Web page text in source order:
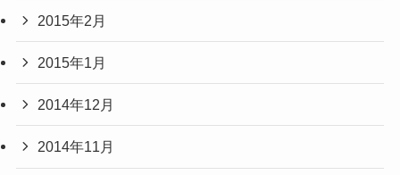
2015年2月
2015年1月
2014年12月
2014年11月